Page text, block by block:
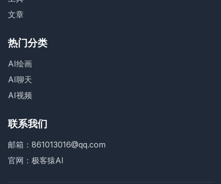
文章
热门分类
AI绘画
AI聊天
AI视频
联系我们
邮箱：861013016@qq.com
官网： 极客猿AI